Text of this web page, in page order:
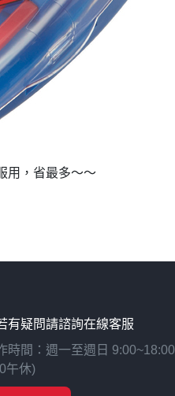
用，省最多～～
有疑問請諮詢在線客服
時間：週一至週日 9:00~18:00
午休)